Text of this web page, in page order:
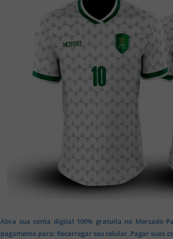
Abra sua conta digital 100% gratuita no Mercado
pagamento para: Recarregar seu celular, Pagar suas